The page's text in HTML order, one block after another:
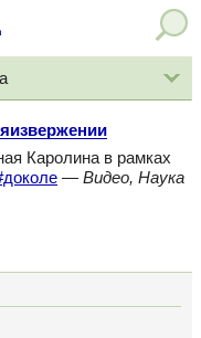
Каролина в рамках
— Видео, Наука